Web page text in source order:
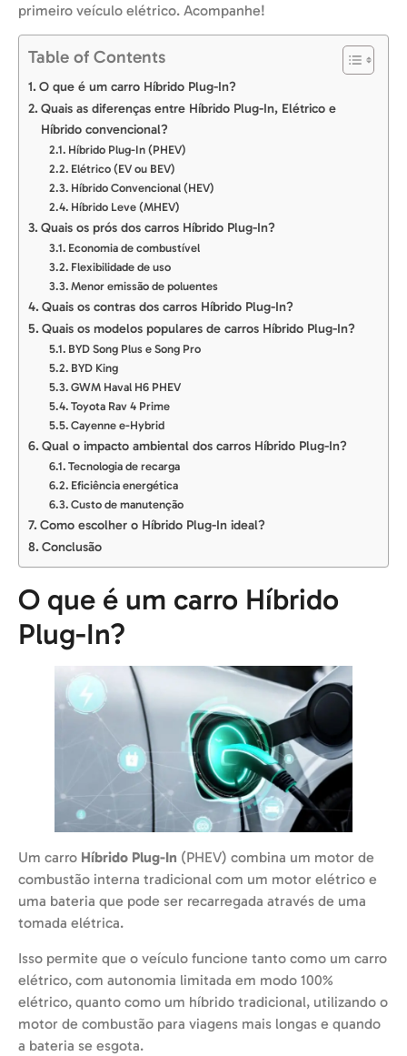
primeiro veículo elétrico. Acompanhe!
Table of Contents
O que é um carro Híbrido Plug-In?
Quais as diferenças entre Híbrido Plug-In, Elétrico e
Híbrido convencional?
Híbrido Plug-In (PHEV)
Elétrico (EV ou BEV)
Híbrido Convencional (HEV)
Híbrido Leve (MHEV)
Quais os prós dos carros Híbrido Plug-In?
Economia de combustível
Flexibilidade de uso
Menor emissão de poluentes
Quais os contras dos carros Híbrido Plug-In?
Quais os modelos populares de carros Híbrido Plug-In?
BYD Song Plus e Song Pro
BYD King
GWM Haval H6 PHEV
Toyota Rav 4 Prime
Cayenne e-Hybrid
Qual o impacto ambiental dos carros Híbrido Plug-In?
Tecnologia de recarga
Eficiência energética
Custo de manutenção
Como escolher o Híbrido Plug-In ideal?
Conclusão
O que é um carro Híbrido
Plug-In?
Um carro Híbrido Plug-In (PHEV) combina um motor de
combustão interna tradicional com um motor elétrico e
uma bateria que pode ser recarregada através de uma
tomada elétrica.
Isso permite que o veículo funcione tanto como um carro
elétrico, com autonomia limitada em modo 100%
elétrico, quanto como um híbrido tradicional, utilizando o
motor de combustão para viagens mais longas e quando
a bateria se esgota.